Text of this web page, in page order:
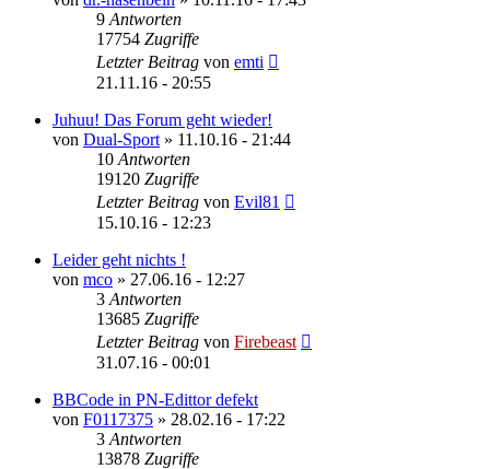
9 Antworten
17754 Zugriffe
Letzter Beitrag von emti
21.11.16 - 20:55
Juhuu! Das Forum geht wieder!
von Dual-Sport » 11.10.16 - 21:44
10 Antworten
19120 Zugriffe
Letzter Beitrag von Evil81
15.10.16 - 12:23
Leider geht nichts !
von mco » 27.06.16 - 12:27
3 Antworten
13685 Zugriffe
Letzter Beitrag von Firebeast
31.07.16 - 00:01
BBCode in PN-Edittor defekt
von F0117375 » 28.02.16 - 17:22
3 Antworten
13878 Zugriffe